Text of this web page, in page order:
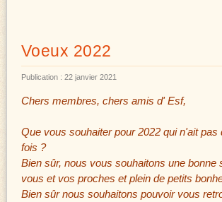
Voeux 2022
Publication : 22 janvier 2021
Chers membres, chers amis d' Esf,
Que vous souhaiter pour 2022 qui n'ait pas
fois ?
Bien sûr, nous vous souhaitons une bonne
vous et vos proches et plein de petits
Bien sûr nous souhaitons pouvoir vous